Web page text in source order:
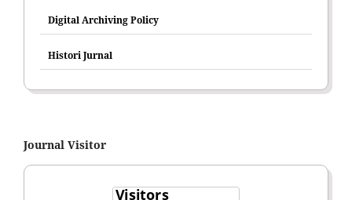
Digital Archiving Policy
Histori Jurnal
Journal Visitor